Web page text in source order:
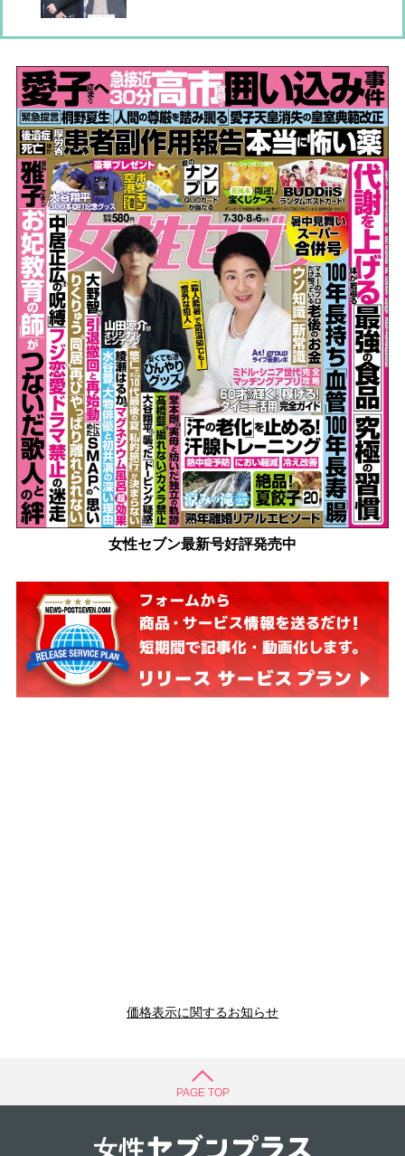
女性セブン最新号好評発売中
価格表示に関するお知らせ
PAGE TOP